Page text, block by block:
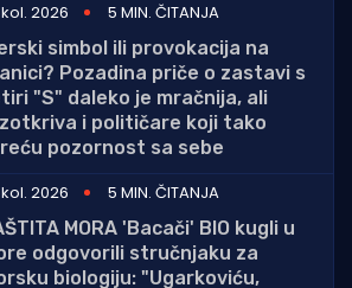
2026
5 MIN. ČITANJA
simbol ili provokacija na
Pozadina priče o zastavi s
"S" daleko je mračnija, ali
i političare koji tako
pozornost sa sebe
2026
5 MIN. ČITANJA
MORA 'Bacači' BIO kugli u
odgovorili stručnjaku za
biologiju: "Ugarkoviću,